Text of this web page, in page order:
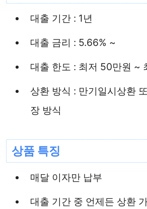
대출 기간 : 1년
대출 금리 : 5.66% ~
대출 한도 : 최저 50만원 ~
상환 방식 : 만기일시상환
장 방식
상품 특징
매달 이자만 납부
대출 기간 중 언제든 상환